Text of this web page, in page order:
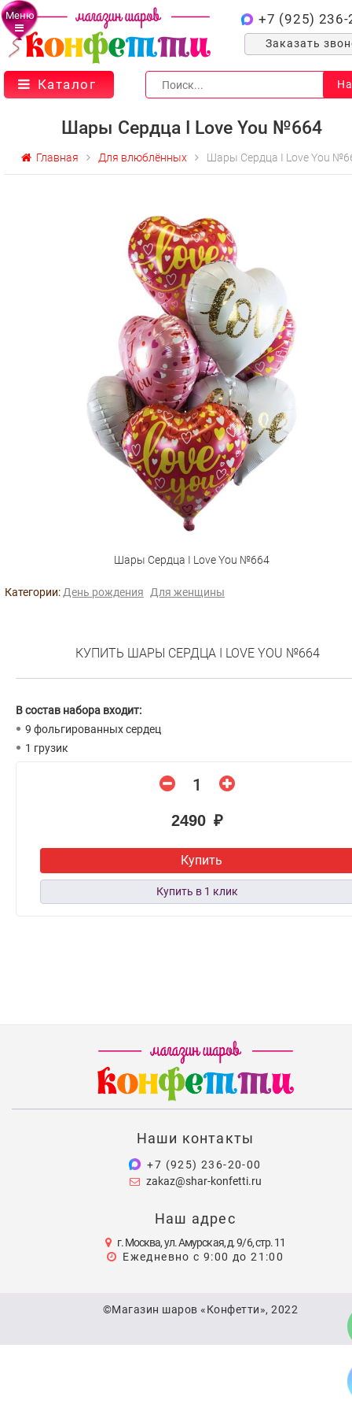
Меню +7 (925) 236-
Заказать
Каталог
Шары Сердца I Love You №664
Главная Для влюблённых Шары Сердца I Love You
Шары Сердца I Love You №664
Категории: День рождения Для женщины
КУПИТЬ ШАРЫ СЕРДЦА I LOVE YOU №664
В состав набора входит:
9 фольгированных сердец
1 грузик
2490 ₽
Купить
Наши контакты
+7 (925) 236-20-00
zakaz@shar-konfetti.ru
Наш адрес
г. Москва, ул. Амурская, д. 9/6, стр. 11
Ежедневно с 9:00 до 21:00
©Магазин шаров «Конфетти», 2022